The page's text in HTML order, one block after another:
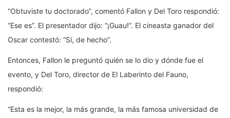
“Obtuviste tu doctorado”, comentó Fallon y Del Toro respondió:
“Ese es”. El presentador dijo: “¡Guau!”. El cineasta ganador del
Oscar contestó: “Sí, de hecho”.
Entonces, Fallon le preguntó quién se lo dio y dónde fue el
evento, y Del Toro, director de El Laberinto del Fauno,
respondió:
“Esta es la mejor, la más grande, la más famosa universidad de